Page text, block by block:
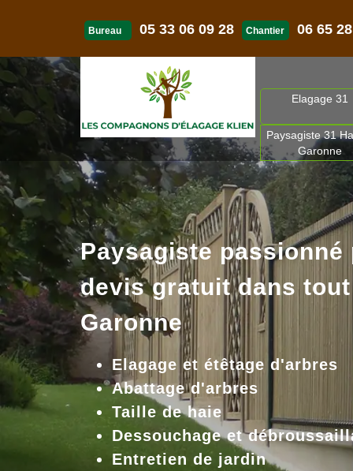
Bureau 05 33 06 09 28 Chantier 06 65
Elagage 31
Paysagiste 31
Garonne
Paysagiste passionné
devis gratuit dans tout
Garonne
Elagage et étêtage d'arbres
Abattage d'arbres
Taille de haie
Dessouchage et
Entretien de jardin